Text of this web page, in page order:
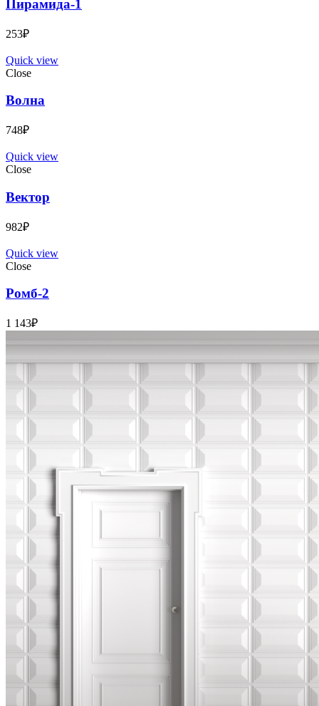
Пирамида-1
253₽
Quick view
Close
Волна
748₽
Quick view
Close
Вектор
982₽
Quick view
Close
Ромб-2
1 143₽